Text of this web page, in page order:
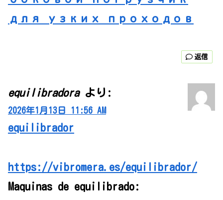
для узких проходов
返信
equilibradora より:
2026年1月13日 11:56 AM
equilibrador
https://vibromera.es/equilibrador/
Maquinas de equilibrado: